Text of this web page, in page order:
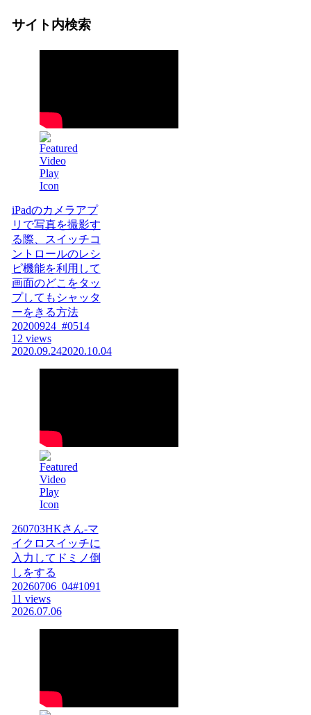
サイト内検索
iPadのカメラアプ
リで写真を撮影す
る際、スイッチコ
ントロールのレシ
ピ機能を利用して
画面のどこをタッ
プしてもシャッタ
ーをきる方法
20200924_#0514
12 views
2020.09.242020.10.04
260703HKさん-マ
イクロスイッチに
入力してドミノ倒
しをする
20260706_04#1091
11 views
2026.07.06